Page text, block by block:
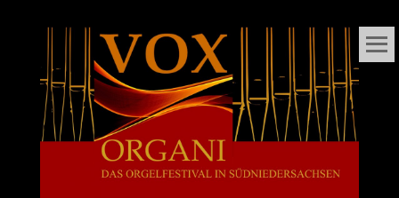
VOX
ORGANI
DAS ORGELFESTIVAL
IN
SÜDNIEDERSACHSEN